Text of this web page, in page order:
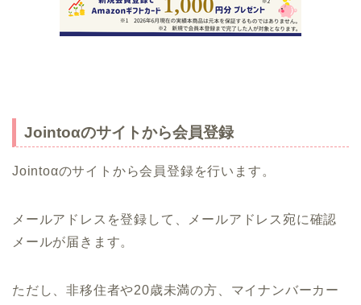
Jointoαのサイトから会員登録
Jointoαのサイトから会員登録を行います。
メールアドレスを登録して、メールアドレス宛に確認
メールが届きます。
ただし、非移住者や20歳未満の方、マイナンバーカー